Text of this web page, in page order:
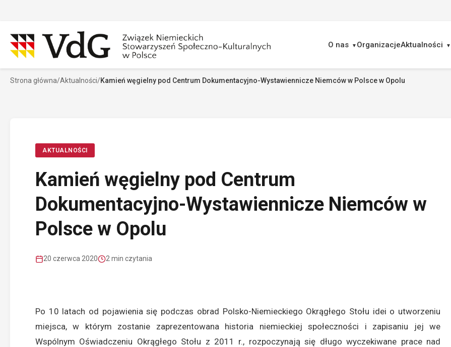
O nas OrganizacjeAktualności
Szukaj
Strona główna/Aktualności/Kamień węgielny pod Centrum Dokumentacyjno-Wystawiennicze Niemców w Polsce w Opolu
AKTUALNOŚCI
Kamień węgielny pod Centrum
Dokumentacyjno-Wystawiennicze Niemców w
Polsce w Opolu
20 czerwca 2020 2 min czytania
Po 10 latach od pojawienia się podczas obrad Polsko-Niemieckiego Okrągłego Stołu idei o utworzeniu
miejsca, w którym zostanie zaprezentowana historia niemieckiej społeczności i zapisaniu jej we
Wspólnym Oświadczeniu Okrągłego Stołu z 2011 r., rozpoczynają się długo wyczekiwane prace nad